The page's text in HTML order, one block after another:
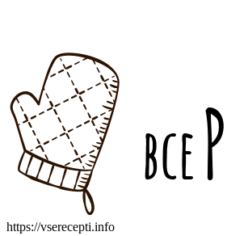
https://vserecepti.info